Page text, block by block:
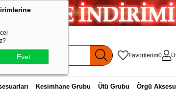
Evet Favorilerim0
Kesimhane Grubu Ütü Grubu Örgü